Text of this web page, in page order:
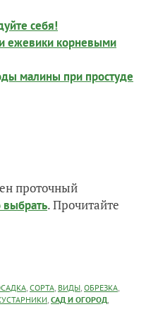
себя!
ежевики корневыми
малины при простуде
проточный
выбрать. Прочитайте
, СОРТА, ВИДЫ, ОБРЕЗКА,
, САД И ОГОРОД,